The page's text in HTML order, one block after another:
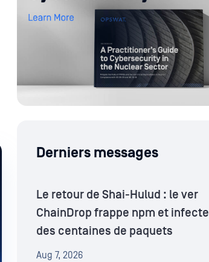
Derniers messages
Le retour de Shai-Hulud : le ver
ChainDrop frappe npm et infecte
des centaines de paquets
Aug 7, 2026